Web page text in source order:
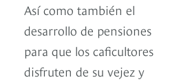
Así como también el
desarrollo de pensiones
para que los caficultores
disfruten de su vejez y